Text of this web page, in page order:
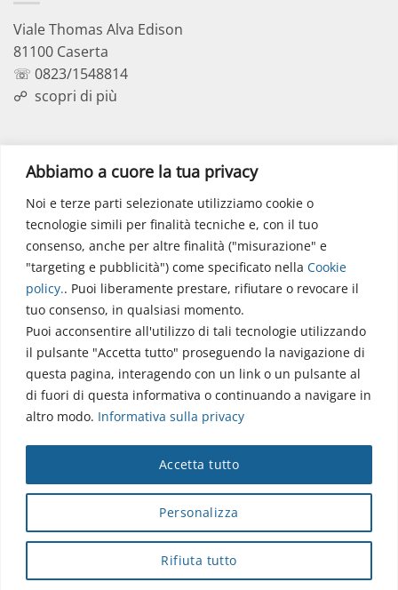
Abbiamo a cuore la tua privacy
Noi e terze parti selezionate utilizziamo cookie o
tecnologie simili per finalità tecniche e, con il tuo
consenso, anche per altre finalità ("misurazione" e
"targeting e pubblicità") come specificato nella Cookie
policy.. Puoi liberamente prestare, rifiutare o revocare il
tuo consenso, in qualsiasi momento.
Puoi acconsentire all'utilizzo di tali tecnologie utilizzando
il pulsante "Accetta tutto" proseguendo la navigazione di
questa pagina, interagendo con un link o un pulsante al
di fuori di questa informativa o continuando a navigare in
altro modo. Informativa sulla privacy
Personalizza
Rifiuta tutto
Accetta tutto
Viale Thomas Alva Edison
81100 Caserta
☏ 0823/1548814
☍ scopri di più
Via dell’Elettronica
86077 Pozzilli (IS)
☏ 0865/915407
segreteriapolodidattico@neuromed.it
Copyright © 2026 Istituto Neurologico Mediterraneo
Neuromed S.p.A.
Webmail |Privacy Policy|Privacy|Disclaimer|Accessibilità
Contatti|Credits
Cap. Soc. € 4.040.000 i.v. - Numero REA IS - 18112 - P.IVA/Cod.
Fiscale 00068310945 - neuromed@pec.it